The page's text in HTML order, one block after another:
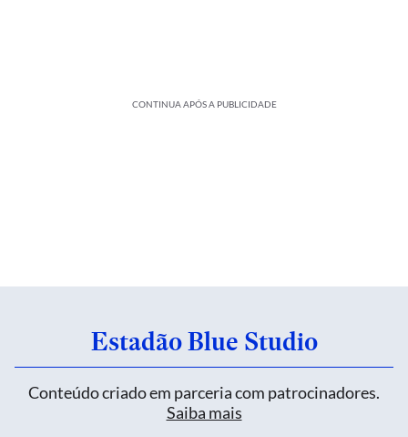
CONTINUA APÓS A PUBLICIDADE
Estadão Blue Studio
Conteúdo criado em parceria com patrocinadores.
Saiba mais